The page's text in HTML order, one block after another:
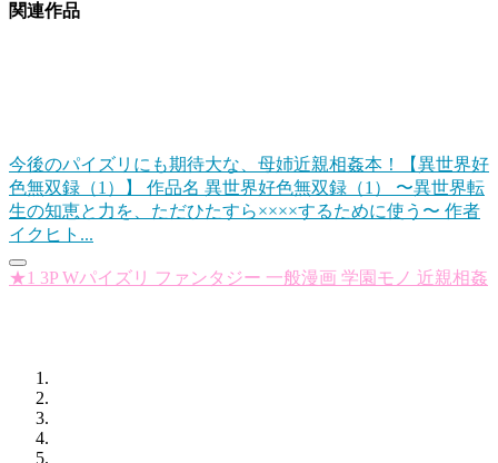
関連作品
今後のパイズリにも期待大な、母姉近親相姦本！【異世界好
色無双録（1）】
作品名 異世界好色無双録（1） 〜異世界転
生の知恵と力を、ただひたすら××××するために使う〜 作者
イクヒト...
★1 3P Wパイズリ ファンタジー 一般漫画 学園モノ 近親相姦